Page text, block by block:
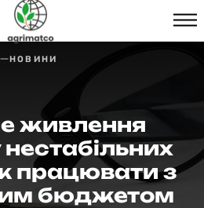
НОВИНИ
живлення
нестабільних
працювати з
бюджетом